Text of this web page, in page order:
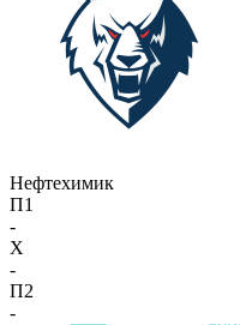
Нефтехимик
П1
-
X
-
П2
-